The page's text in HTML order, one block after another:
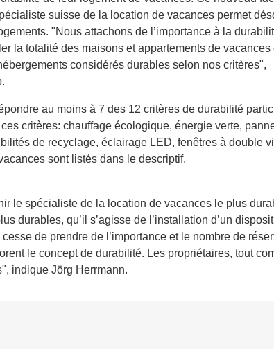
suisse de la location de vacances permet
"Nous attachons de l’importance à la
la totalité des maisons et appartements de vacances
considérés durables selon nos critères",
au moins à 7 des 12 critères de durabilité
critères: chauffage écologique, énergie verte,
de recyclage, éclairage LED, fenêtres à double
sont listés dans le descriptif.
le spécialiste de la location de vacances le plus
durables, qu’il s’agisse de l’installation d’un
de prendre de l’importance et le nombre de
le concept de durabilité. Les propriétaires, tout
indique Jörg Herrmann.